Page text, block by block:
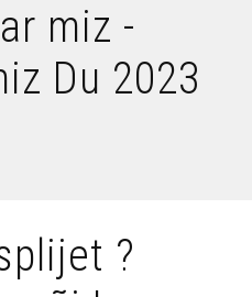
evit an Hañv (Deiziataer
e miz Here 2021 (Deiziataer
e miz Du 2021 (Deiziataer
miz -
Du 2023
?